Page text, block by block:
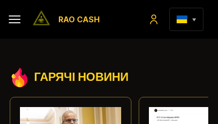
RAO CASH
ГАРЯЧІ НОВИНИ